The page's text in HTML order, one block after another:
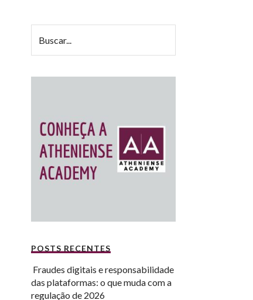
POSTS RECENTES
Fraudes digitais e responsabilidade
das plataformas: o que muda com a
regulação de 2026